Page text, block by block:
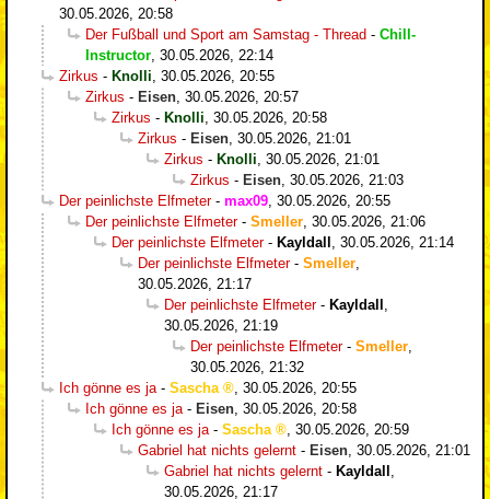
30.05.2026, 20:58
Der Fußball und Sport am Samstag - Thread - Chill-
Instructor 30.05.2026, 22:14
Zirkus - Knolli 30.05.2026, 20:55
Zirkus - Eisen 30.05.2026, 20:57
Zirkus - Knolli 30.05.2026, 20:58
Zirkus - Eisen 30.05.2026, 21:01
Zirkus - Knolli 30.05.2026, 21:01
Zirkus - Eisen 30.05.2026, 21:03
Der peinlichste Elfmeter- max09 30.05.2026, 20:55
Der peinlichste Elfmeter- Smeller 30.05.2026, 21:06
Der peinlichste Elfmeter- Kayldall
30.05.2026, 21:14
Der peinlichste Elfmeter- Smeller
30.05.2026, 21:17
Der peinlichste Elfmeter- Kayldall
30.05.2026, 21:19
Der peinlichste Elfmeter- Smeller
30.05.2026, 21:32
Ich gönne es ja - Sascha
30.05.2026, 20:55
Ich gönne es ja - Eisen 30.05.2026, 20:58
Ich gönne es ja - Sascha
30.05.2026, 20:59
Gabriel hat nichts gelernt - Eisen 30.05.2026, 21:01
Gabriel hat nichts gelernt - Kayldall
30.05.2026, 21:17